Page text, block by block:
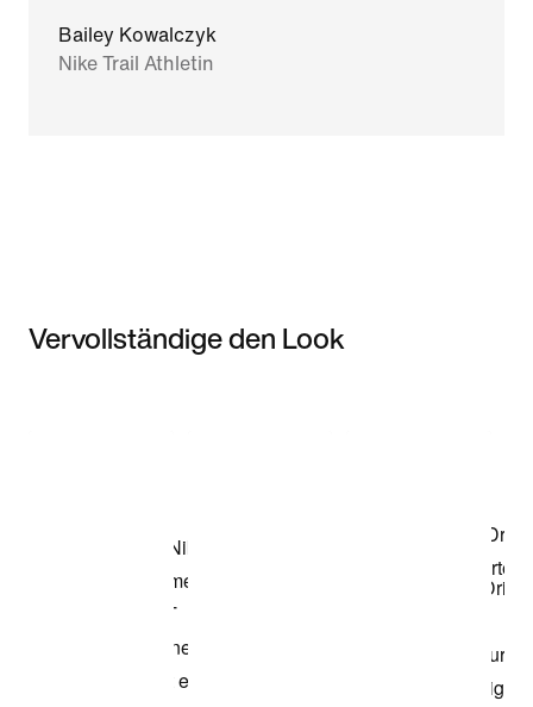
Bailey Kowalczyk
Nike Trail Athletin
Vervollständige den Look